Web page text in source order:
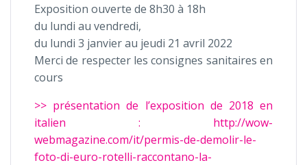
Exposition ouverte de 8h30 à 18h
du lundi au vendredi,
du lundi 3 janvier au jeudi 21 avril 2022
Merci de respecter les consignes sanitaires en
cours
>> présentation de l’exposition de 2018 en
italien : http://wow-
webmagazine.com/it/permis-de-demolir-le-
foto-di-euro-rotelli-raccontano-la-